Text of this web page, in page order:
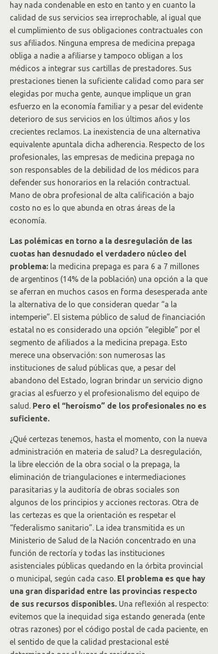
hay nada condenable en esto en tanto y en cuanto la
calidad de sus servicios sea irreprochable, al igual que
el cumplimiento de sus obligaciones contractuales con
sus afiliados. Ninguna empresa de medicina prepaga
obliga a nadie a afiliarse y tampoco obligan a los
médicos a integrar sus cartillas de prestadores. Sus
prestaciones tienen la suficiente calidad como para ser
elegidas por mucha gente, aunque implique un gran
esfuerzo en la economía familiar y a pesar del evidente
deterioro de sus servicios en los últimos años y los
crecientes reclamos. La inexistencia de una alternativa
equivalente apuntala dicha adherencia. Respecto de los
profesionales, las empresas de medicina prepaga no
son responsables de la debilidad de los médicos para
defender sus honorarios en la relación contractual.
Mano de obra profesional de alta calificación a bajo
costo no es lo que abunda en otras áreas de la
economía.
Las polémicas en torno a la desregulación de las
cuotas han desnudado el verdadero núcleo del
problema: la medicina prepaga es para 6 a 7 millones
de argentinos (14% de la población) una opción a la que
se aferran en muchos casos en forma desesperada ante
la alternativa de lo que consideran quedar “a la
intemperie”. El sistema público de salud de financiación
estatal no es considerado una opción “elegible” por el
segmento de afiliados a la medicina prepaga. Esto
merece una observación: son numerosas las
instituciones de salud públicas que, a pesar del
abandono del Estado, logran brindar un servicio digno
gracias al esfuerzo y el profesionalismo del equipo de
salud. Pero el “heroísmo” de los profesionales no es
suficiente.
¿Qué certezas tenemos, hasta el momento, con la nueva
administración en materia de salud? La desregulación,
la libre elección de la obra social o la prepaga, la
eliminación de triangulaciones e intermediaciones
parasitarias y la auditoría de obras sociales son
algunos de los principios y acciones rectoras. Otra de
las certezas es que la orientación es respetar el
“federalismo sanitario”. La idea transmitida es un
Ministerio de Salud de la Nación concentrado en una
función de rectoría y todas las instituciones
asistenciales públicas quedando en la órbita provincial
o municipal, según cada caso. El problema es que hay
una gran disparidad entre las provincias respecto
de sus recursos disponibles. Una reflexión al respecto:
evitemos que la inequidad siga estando generada (ente
otras razones) por el código postal de cada paciente, en
el sentido de que la calidad prestacional esté